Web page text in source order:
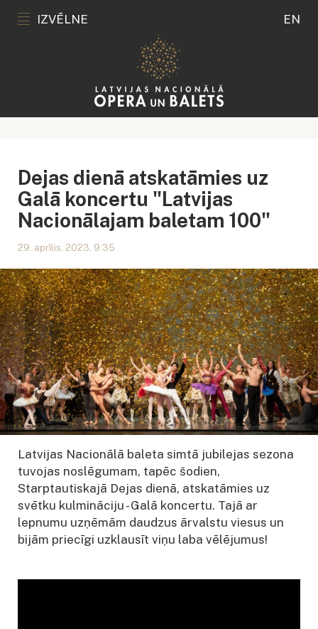
IZVĒLNE EN
Dejas dienā atskatāmies uz
Galā koncertu "Latvijas
Nacionālajam baletam 100"
29. aprīlis, 2023, 9:35
Latvijas Nacionālā baleta simtā jubilejas sezona
tuvojas noslēgumam, tapēc šodien,
Starptautiskajā Dejas dienā, atskatāmies uz
svētku kulmināciju - Galā koncertu. Tajā ar
lepnumu uzņēmām daudzus ārvalstu viesus un
bijām priecīgi uzklausīt viņu laba vēlējumus!